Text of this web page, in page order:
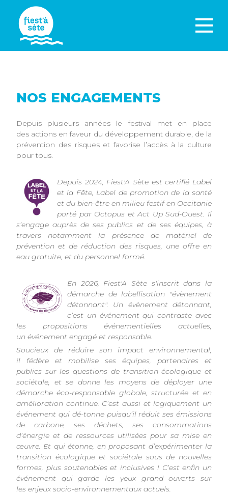
NOS ENGAGEMENTS
Depuis plusieurs années le festival met en place
des actions en faveur du développement durable, de la
prévention des risques et favorise l’accès à la culture
pour tous.
Depuis 2024, Fiest'A Sète est certifié Label
et la Fête, Label de promotion de la santé
et du bien-être en milieu festif en Occitanie
porté par Octopus et Act Up Sud-Ouest. Il
s’engage auprès de ses publics et de ses équipes, à
travers notamment la présence de matériel de
prévention et de réduction des risques, une offre en
eau gratuite, et du personnel formé.
En 2026, Fiest'A Sète s'inscrit dans la
démarche de labellisation "évènement
détonnant". Un évènement détonnant,
c’est un événement qui contraste avec
les propositions événementielles actuelles,
un événement engagé et responsable.
Soucieux de réduire son impact environnemental,
il fédère et mobilise ses équipes, partenaires et
publics sur les questions de transition écologique et
sociétale, et se donne les moyens de déployer une
démarche éco-responsable globale, structurée et en
amélioration continue. C’est aussi et logiquement un
événement qui dé-tonne puisqu’il réduit ses émissions
de carbone, ses déchets, ses consommations
d’énergie et de ressources utilisées pour sa mise en
œuvre. Et qui étonne, en proposant d’expérimenter la
transition écologique et sociétale sous de nouvelles
formes, plus soutenables et inclusives ! C’est enfin un
événement qui garde les yeux grand ouverts sur
les enjeux socio-environnementaux actuels.